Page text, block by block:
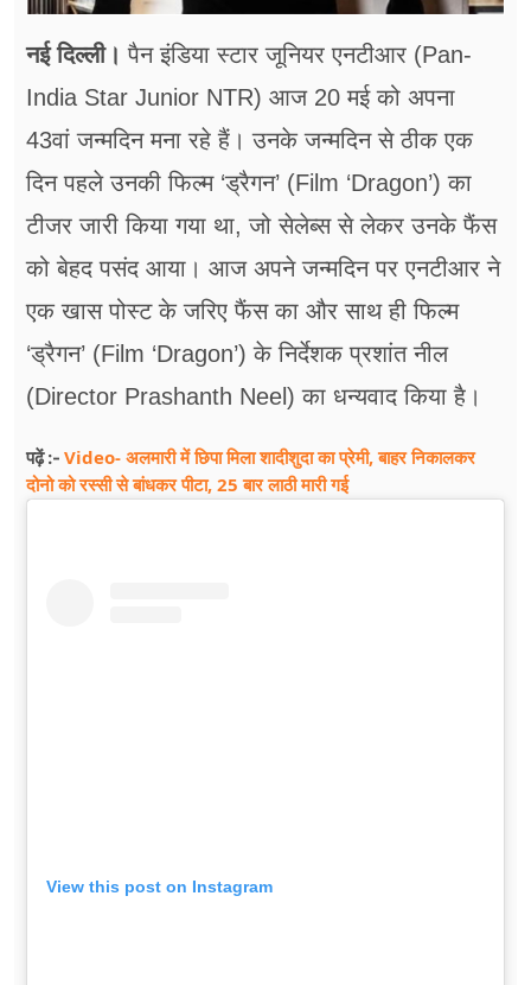
नई दिल्ली। पैन इंडिया स्टार जूनियर एनटीआर (Pan-
India Star Junior NTR) आज 20 मई को अपना
43वां जन्मदिन मना रहे हैं। उनके जन्मदिन से ठीक एक
दिन पहले उनकी फिल्म ‘ड्रैगन’ (Film ‘Dragon’) का
टीजर जारी किया गया था, जो सेलेब्स से लेकर उनके फैंस
को बेहद पसंद आया। आज अपने जन्मदिन पर एनटीआर ने
एक खास पोस्ट के जरिए फैंस का और साथ ही फिल्म
‘ड्रैगन’ (Film ‘Dragon’) के निर्देशक प्रशांत नील
(Director Prashanth Neel) का धन्यवाद किया है।
पढ़ें :- Video- अलमारी में छिपा मिला शादीशुदा का प्रेमी, बाहर निकालकर
दोनो को रस्सी से बांधकर पीटा, 25 बार लाठी मारी गई
View this post on Instagram